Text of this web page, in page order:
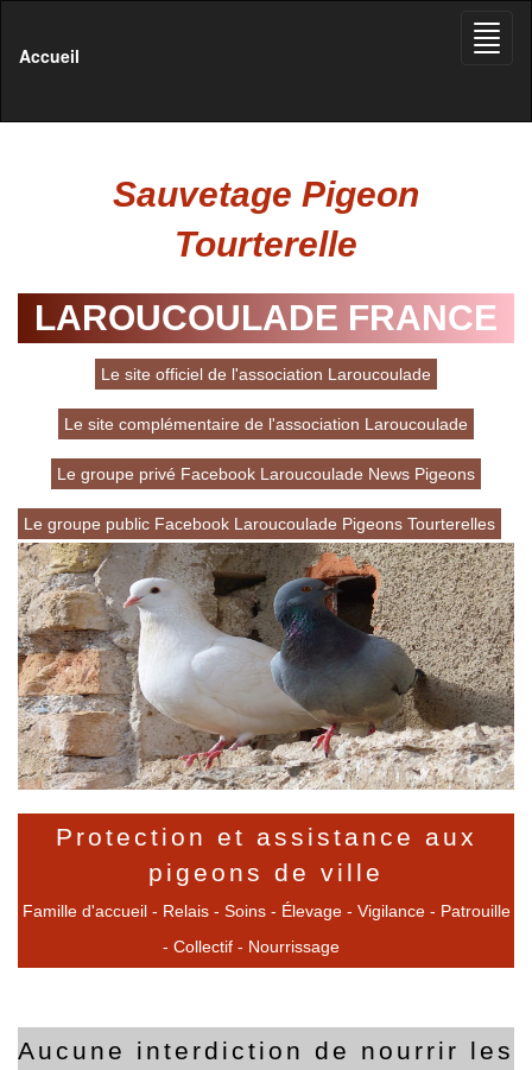
Toggle
Accueil
Sauvetage Pigeon
Tourterelle
LAROUCOULADE FRANCE
Le site officiel de l'association Laroucoulade
Le site complémentaire de l'association Laroucoulade
Le groupe privé Facebook Laroucoulade News Pigeons
Le groupe public Facebook Laroucoulade Pigeons Tourterelles
Protection et assistance aux
pigeons de ville
Famille d'accueil - Relais - Soins - Élevage - Vigilance - Patrouille
- Collectif - Nourrissage
Aucune interdiction de nourrir les